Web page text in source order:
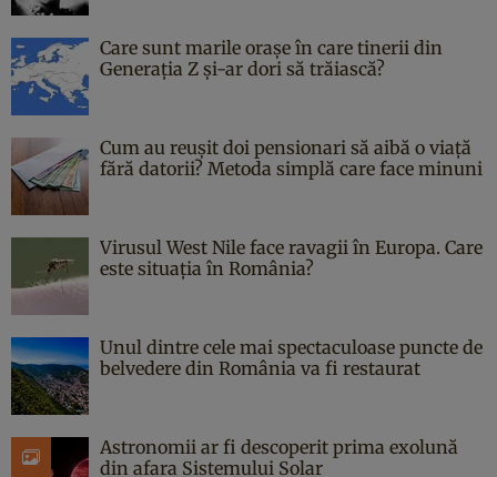
Care sunt marile orașe în care tinerii din
Generația Z și-ar dori să trăiască?
Cum au reușit doi pensionari să aibă o viață
fără datorii? Metoda simplă care face minuni
Virusul West Nile face ravagii în Europa. Care
este situația în România?
Unul dintre cele mai spectaculoase puncte de
belvedere din România va fi restaurat
Astronomii ar fi descoperit prima exolună
din afara Sistemului Solar